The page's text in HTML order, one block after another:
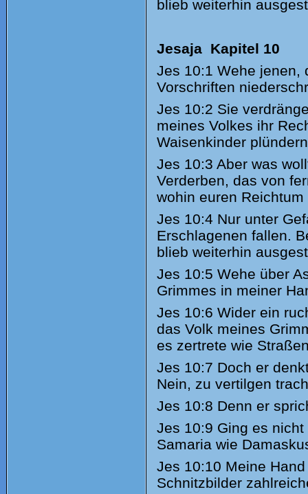
blieb weiterhin
Jesaja Kapitel 10
Jes 10:1 Wehe jenen,
Vorschriften
Jes 10:2 Sie
meines Volkes ihr
Waisenkinder
Jes 10:3 Aber was
Verderben, das von
wohin euren
Jes 10:4 Nur unter
Erschlagenen fallen.
blieb weiterhin
Jes 10:5 Wehe über
Grimmes in meiner
Jes 10:6 Wider ein
das Volk meines
es zertrete wie
Jes 10:7 Doch er
Nein, zu vertilgen
Jes 10:8 Denn er
Jes 10:9 Ging es
Samaria wie
Jes 10:10 Meine
Schnitzbilder